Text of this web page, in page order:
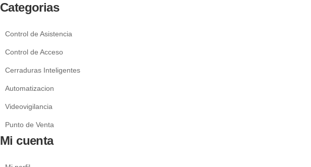
Categorias
Control de Asistencia
Control de Acceso
Cerraduras Inteligentes
Automatizacion
Videovigilancia
Punto de Venta
Mi cuenta